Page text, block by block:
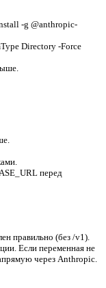
-g @anthropic-
Directory -Force
перед
правильно (без /v1).
Если переменная не
через Anthropic.